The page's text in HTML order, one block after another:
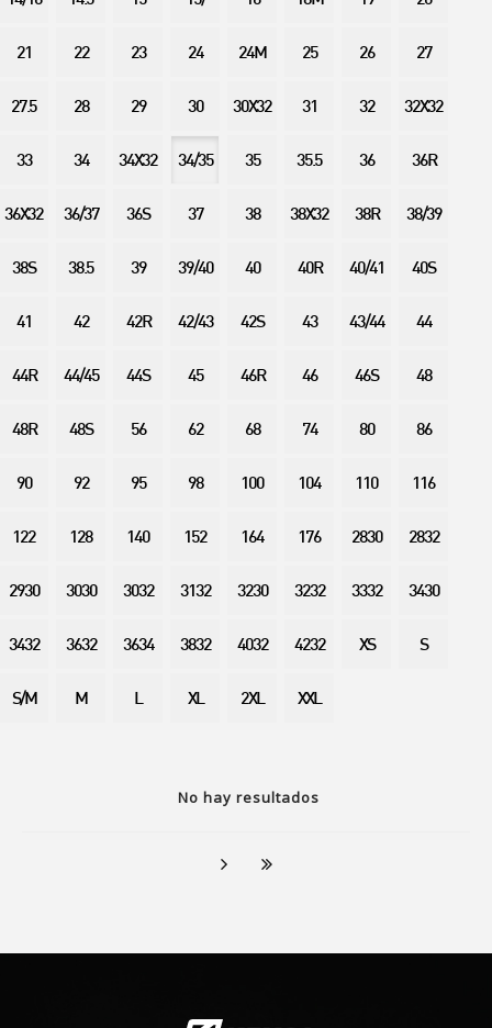
No hay resultados
21 22 23 24 24M 25 26 27
27.5 28 29 30 30X32 31 32 32X32
33 34 34X32 34/35 35 35.5 36 36R
36X32 36/37 36S 37 38 38X32 38R 38/39
38S 38.5 39 39/40 40 40R 40/41 40S
41 42 42R 42/43 42S 43 43/44 44
44R 44/45 44S 45 46R 46 46S 48
48R 48S 56 62 68 74 80 86
90 92 95 98 100 104 110 116
122 128 140 152 164 176 2830 2832
2930 3030 3032 3132 3230 3232 3332 3430
3432 3632 3634 3832 4032 4232 XS S
S/M M L XL 2XL XXL